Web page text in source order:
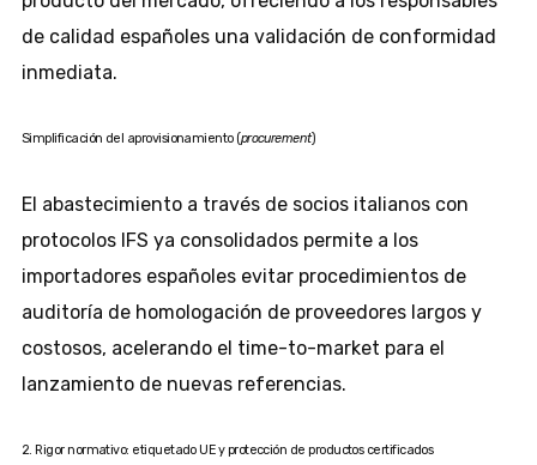
de calidad españoles una validación de conformidad
inmediata.
Simplificación del aprovisionamiento (procurement)
El abastecimiento a través de socios italianos con
protocolos IFS ya consolidados permite a los
importadores españoles evitar procedimientos de
auditoría de homologación de proveedores largos y
costosos, acelerando el time-to-market para el
lanzamiento de nuevas referencias.
2. Rigor normativo: etiquetado UE y protección de productos certificados